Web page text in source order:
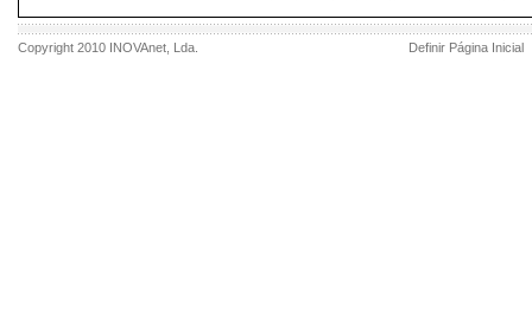
Copyright 2010 INOVAnet , Lda. Definir Página Inicial